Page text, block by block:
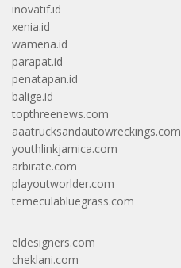
inovatif.id
xenia.id
wamena.id
parapat.id
penatapan.id
balige.id
topthreenews.com
aaatrucksandautowreckings.com
youthlinkjamica.com
arbirate.com
playoutworlder.com
temeculabluegrass.com
eldesigners.com
cheklani.com